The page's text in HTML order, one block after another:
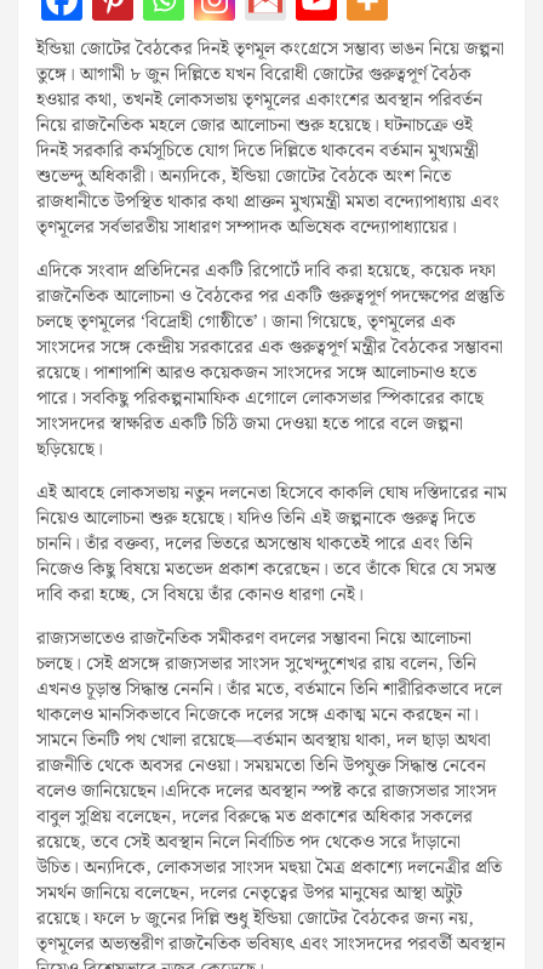
ইন্ডিয়া জোটের বৈঠকের দিনই তৃণমূল কংগ্রেসে সম্ভাব্য ভাঙন নিয়ে জল্পনা
তুঙ্গে। আগামী ৮ জুন দিল্লিতে যখন বিরোধী জোটের গুরুত্বপূর্ণ বৈঠক
হওয়ার কথা, তখনই লোকসভায় তৃণমূলের একাংশের অবস্থান পরিবর্তন
নিয়ে রাজনৈতিক মহলে জোর আলোচনা শুরু হয়েছে। ঘটনাচক্রে ওই
দিনই সরকারি কর্মসূচিতে যোগ দিতে দিল্লিতে থাকবেন বর্তমান মুখ্যমন্ত্রী
শুভেন্দু অধিকারী। অন্যদিকে, ইন্ডিয়া জোটের বৈঠকে অংশ নিতে
রাজধানীতে উপস্থিত থাকার কথা প্রাক্তন মুখ্যমন্ত্রী মমতা বন্দ্যোপাধ্যায় এবং
তৃণমূলের সর্বভারতীয় সাধারণ সম্পাদক অভিষেক বন্দ্যোপাধ্যায়ের।
এদিকে সংবাদ প্রতিদিনের একটি রিপোর্টে দাবি করা হয়েছে, কয়েক দফা
রাজনৈতিক আলোচনা ও বৈঠকের পর একটি গুরুত্বপূর্ণ পদক্ষেপের প্রস্তুতি
চলছে তৃণমূলের ‘বিদ্রোহী গোষ্ঠীতে’। জানা গিয়েছে, তৃণমূলের এক
সাংসদের সঙ্গে কেন্দ্রীয় সরকারের এক গুরুত্বপূর্ণ মন্ত্রীর বৈঠকের সম্ভাবনা
রয়েছে। পাশাপাশি আরও কয়েকজন সাংসদের সঙ্গে আলোচনাও হতে
পারে। সবকিছু পরিকল্পনামাফিক এগোলে লোকসভার স্পিকারের কাছে
সাংসদদের স্বাক্ষরিত একটি চিঠি জমা দেওয়া হতে পারে বলে জল্পনা
ছড়িয়েছে।
এই আবহে লোকসভায় নতুন দলনেতা হিসেবে কাকলি ঘোষ দস্তিদারের নাম
নিয়েও আলোচনা শুরু হয়েছে। যদিও তিনি এই জল্পনাকে গুরুত্ব দিতে
চাননি। তাঁর বক্তব্য, দলের ভিতরে অসন্তোষ থাকতেই পারে এবং তিনি
নিজেও কিছু বিষয়ে মতভেদ প্রকাশ করেছেন। তবে তাঁকে ঘিরে যে সমস্ত
দাবি করা হচ্ছে, সে বিষয়ে তাঁর কোনও ধারণা নেই।
রাজ্যসভাতেও রাজনৈতিক সমীকরণ বদলের সম্ভাবনা নিয়ে আলোচনা
চলছে। সেই প্রসঙ্গে রাজ্যসভার সাংসদ সুখেন্দুশেখর রায় বলেন, তিনি
এখনও চূড়ান্ত সিদ্ধান্ত নেননি। তাঁর মতে, বর্তমানে তিনি শারীরিকভাবে দলে
থাকলেও মানসিকভাবে নিজেকে দলের সঙ্গে একাত্ম মনে করছেন না।
সামনে তিনটি পথ খোলা রয়েছে—বর্তমান অবস্থায় থাকা, দল ছাড়া অথবা
রাজনীতি থেকে অবসর নেওয়া। সময়মতো তিনি উপযুক্ত সিদ্ধান্ত নেবেন
বলেও জানিয়েছেন।এদিকে দলের অবস্থান স্পষ্ট করে রাজ্যসভার সাংসদ
বাবুল সুপ্রিয় বলেছেন, দলের বিরুদ্ধে মত প্রকাশের অধিকার সকলের
রয়েছে, তবে সেই অবস্থান নিলে নির্বাচিত পদ থেকেও সরে দাঁড়ানো
উচিত। অন্যদিকে, লোকসভার সাংসদ মহুয়া মৈত্র প্রকাশ্যে দলনেত্রীর প্রতি
সমর্থন জানিয়ে বলেছেন, দলের নেতৃত্বের উপর মানুষের আস্থা অটুট
রয়েছে। ফলে ৮ জুনের দিল্লি শুধু ইন্ডিয়া জোটের বৈঠকের জন্য নয়,
তৃণমূলের অভ্যন্তরীণ রাজনৈতিক ভবিষ্যৎ এবং সাংসদদের পরবর্তী অবস্থান